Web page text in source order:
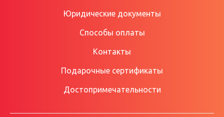
Юридические документы
Способы оплаты
Контакты
Подарочные сертификаты
Достопримечательности